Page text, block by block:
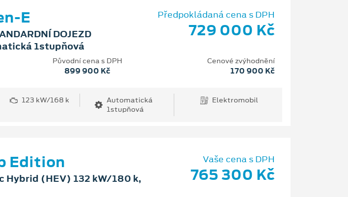
E
DOJEZD
1stupňová
Předpokládaná cena s DPH
729 000 Kč
Původní cena s DPH
899 900 Kč
Cenové zvýhodnění
170 900 Kč
123 kW/168 k
Automatická
1stupňová
Elektromobil
Edition
Hybrid (HEV) 132 kW/180 k,
Vaše cena s DPH
765 300 Kč